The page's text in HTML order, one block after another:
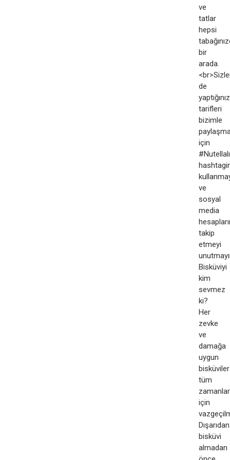
ve
tatlar
hepsi
bir
arada.
de
yaptığınız
tarifleri
bizimle
için
ve
sosyal
media
takip
etmeyi
Bisküviyi
kim
sevmez
ki?
Her
zevke
ve
damağa
uygun
bisküviler
tüm
zamanlar
için
Dışarıdan
bisküvi
almadan